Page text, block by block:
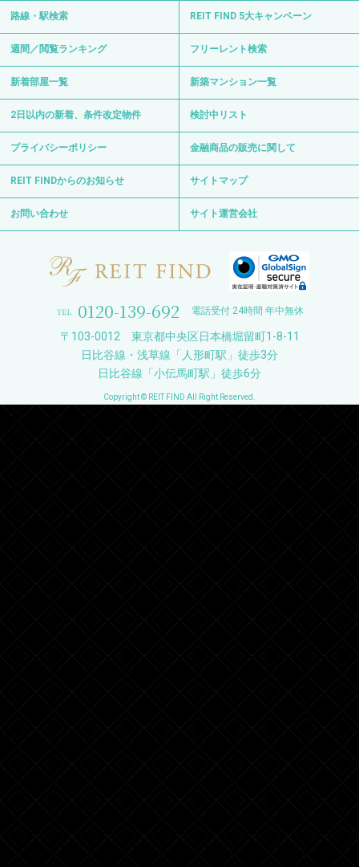
路線・駅検索 REIT FIND 5大キャンペーン
週間／閲覧ランキング フリーレント検索
新着部屋一覧 新築マンション一覧
2日以内の新着、条件改定物件 検討中リスト
プライバシーポリシー 金融商品の販売に関して
REIT FINDからのお知らせ サイトマップ
お問い合わせ サイト運営会社
0120-139-692 電話受付 24時間 年中無休
〒103-0012 東京都中央区日本橋堀留町1-8-11
日比谷線・浅草線「人形町駅」徒歩3分
日比谷線「小伝馬町駅」徒歩6分
Copyright © REIT FIND All Right Reserved.